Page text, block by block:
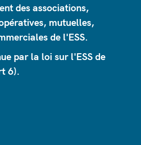
des associations,
mutuelles,
de l'ESS.
par la loi sur l'ESS de
6).